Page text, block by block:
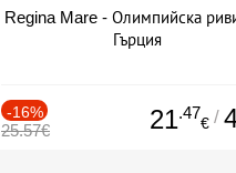
Regina Mare - Олимпийска
Гърция
-16%
25.57€ 21.47
€ /